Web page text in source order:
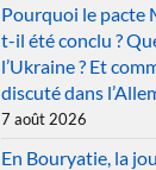
Pourquoi le pacte
t-il été conclu ?
l’Ukraine ? Et
discuté dans
7 août 2026
En Bouryatie, la